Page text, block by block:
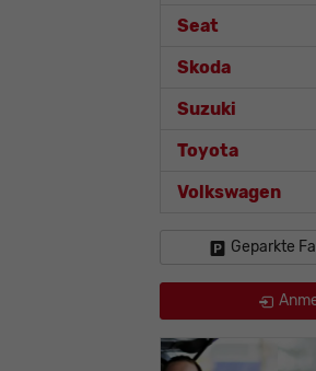
Seat
Skoda
Suzuki
Toyota
Volkswagen
Geparkte